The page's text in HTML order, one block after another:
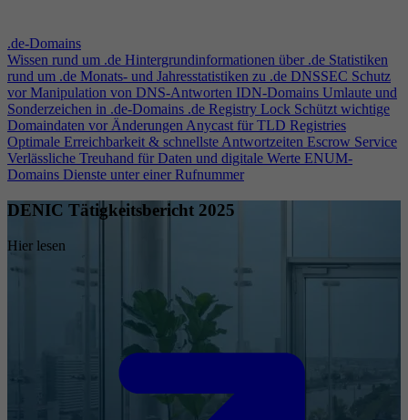
.de-Domains
Wissen rund um .de Hintergrundinformationen über .de Statistiken
rund um .de Monats- und Jahresstatistiken zu .de DNSSEC Schutz
vor Manipulation von DNS-Antworten IDN-Domains Umlaute und
Sonderzeichen in .de-Domains .de Registry Lock Schützt wichtige
Domaindaten vor ÄnderungenAnycast für TLD Registries
Optimale Erreichbarkeit & schnellste Antwortzeiten Escrow Service
Verlässliche Treuhand für Daten und digitale Werte ENUM-
Domains Dienste unter einer Rufnummer
DENIC Tätigkeitsbericht 2025
Hier lesen